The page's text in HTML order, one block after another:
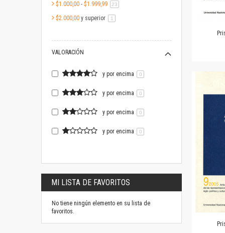
$1.000,00 - $1.999,99 23
$2.000,00 y superior 1
VALORACIÓN
y por encima 0
y por encima 0
y por encima 0
y por encima 0
MI LISTA DE FAVORITOS
No tiene ningún elemento en su lista de
favoritos.